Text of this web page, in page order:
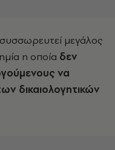
μεγάλος
η οποία δεν
να
δικαιολογητικών